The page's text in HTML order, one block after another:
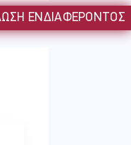
ΕΝΔΙΑΦΕΡΟΝΤΟΣ